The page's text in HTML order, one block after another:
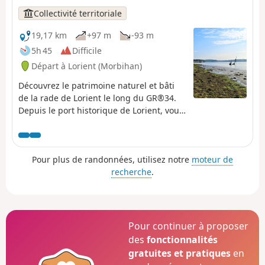
partez avec ce qu'il vous faut. Profitez du calme et de la
nature.
Collectivité territoriale
19,17 km
+97 m
-93 m
5h 45
Difficile
Départ à Lorient (Morbihan)
Découvrez le patrimoine naturel et bâti
de la rade de Lorient le long du GR®34.
Depuis le port historique de Lorient, vous
rejoindre l’estuaire du Blavet qui vous
offrira de beaux points de vue sur des
paysages maritimes. La boucle pédestre
se termine à l’embarcadère de Pen Mané
Lorient en 8 minutes. Pensez à vous
renseigner sur les horaires de bateau-
bus en amont. Vous randonnez sur des
sites naturels et privés. Restez sur les
chemins balisés, respectez la nature, les
Pour plus de randonnées, utilisez notre moteur de
recherche.
Pour continuer à proposer
desfonctionnalités
gratuites et pratiques en